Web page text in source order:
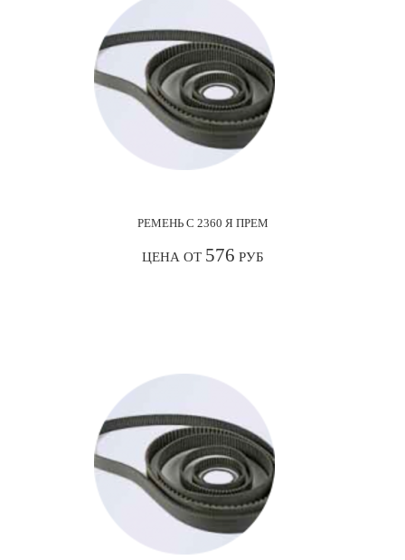
РЕМЕНЬ С 2360 Я ПРЕМ
ЦЕНА ОТ 576 РУБ